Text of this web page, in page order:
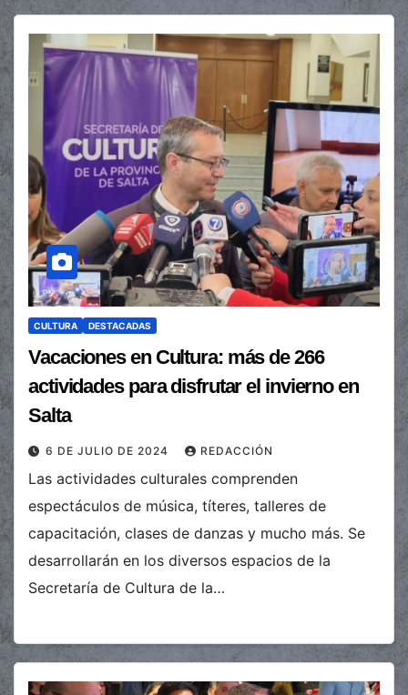
CULTURA DESTACADAS
Vacaciones en Cultura: más de 266
actividades para disfrutar el invierno en
Salta
6 DE JULIO DE 2024 REDACCIÓN
Las actividades culturales comprenden
espectáculos de música, títeres, talleres de
capacitación, clases de danzas y mucho más. Se
desarrollarán en los diversos espacios de la
Secretaría de Cultura de la…